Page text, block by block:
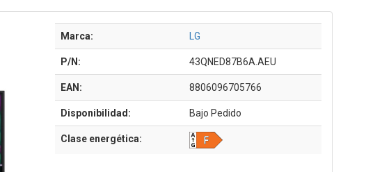
Marca: LG
P/N: 43QNED87B6A.AEU
EAN: 8806096705766
Disponibilidad: Bajo Pedido
Clase energética: